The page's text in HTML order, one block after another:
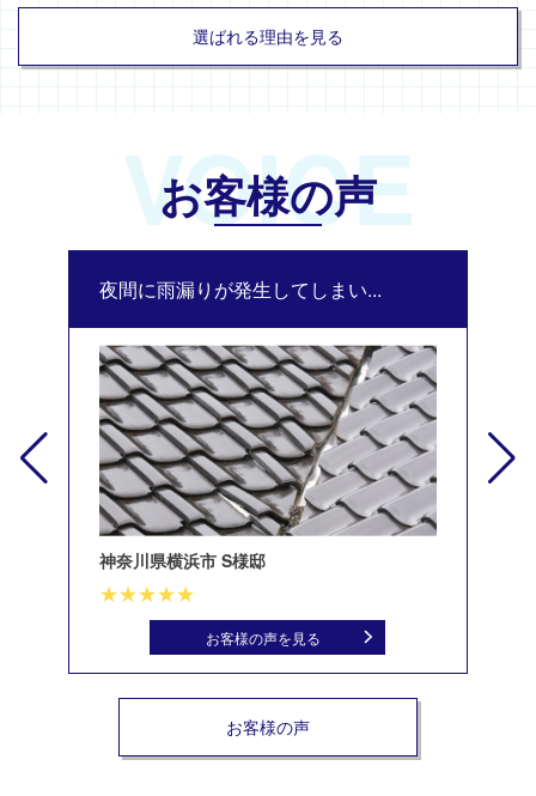
選ばれる理由を見る
VOICE
お客様の声
夜間に雨漏りが発生してしまい...
神奈川県横浜市 S様邸
お客様の声を見る
お客様の声